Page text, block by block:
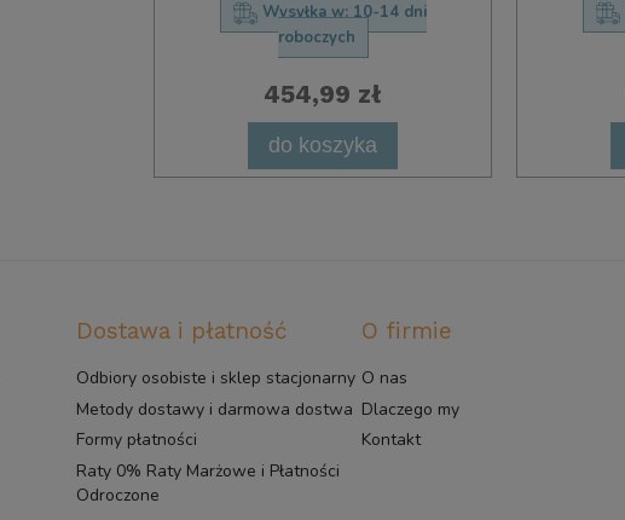
Wysyłka w: 10-14 dni
roboczych
454,99 zł
do koszyka
Dostawa i płatność
Odbiory osobiste i sklep stacjonarny
Metody dostawy i darmowa dostwa
Formy płatności
Raty 0% Raty Marżowe i Płatności
Odroczone
O firmie
O nas
Dlaczego my
Kontakt